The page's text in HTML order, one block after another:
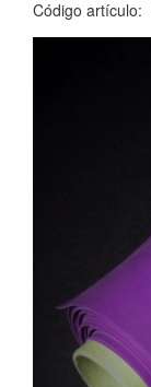
Código artículo: